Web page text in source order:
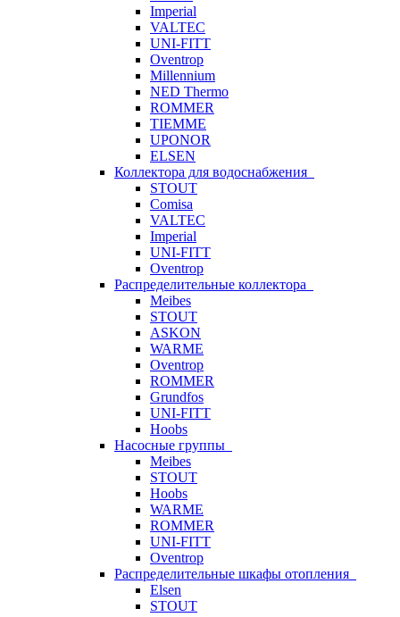
Imperial
VALTEC
UNI-FITT
Oventrop
Millennium
NED Thermo
ROMMER
TIEMME
UPONOR
ELSEN
Коллектора для водоснабжения
STOUT
Comisa
VALTEC
Imperial
UNI-FITT
Oventrop
Распределительные коллектора
Meibes
STOUT
ASKON
WARME
Oventrop
ROMMER
Grundfos
UNI-FITT
Hoobs
Насосные группы
Meibes
STOUT
Hoobs
WARME
ROMMER
UNI-FITT
Oventrop
Распределительные шкафы отопления
Elsen
STOUT